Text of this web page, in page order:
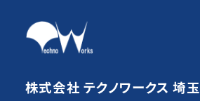
株式会社 テクノワークス 埼玉